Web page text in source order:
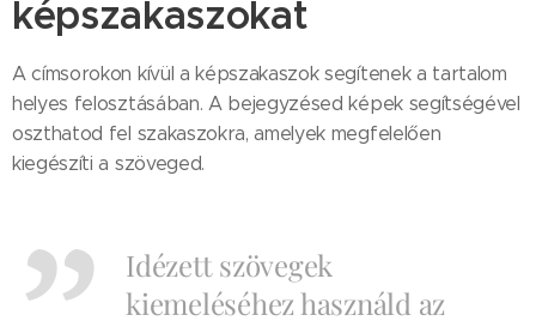
képszakaszokat
A címsorokon kívül a képszakaszok segítenek a tartalom
helyes felosztásában. A bejegyzésed képek segítségével
oszthatod fel szakaszokra, amelyek megfelelően
kiegészíti a szöveged.
Idézett szövegek
kiemeléséhez használd az